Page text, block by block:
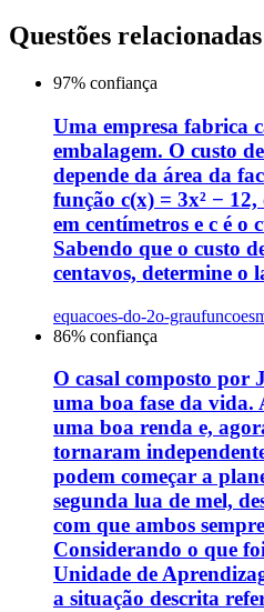
Questões relacionadas
97% confiança
Uma empresa fabrica
embalagem. O custo
depende da área da
função c(x) = 3x² −
em centímetros e c é o
Sabendo que o custo
centavos, determine o
equacoes-do-2o-graufuncoes
86% confiança
O casal composto por
uma boa fase da
uma boa renda e,
tornaram
podem começar a
segunda lua de mel,
com que ambos
Considerando o que
Unidade de
a situação descrita